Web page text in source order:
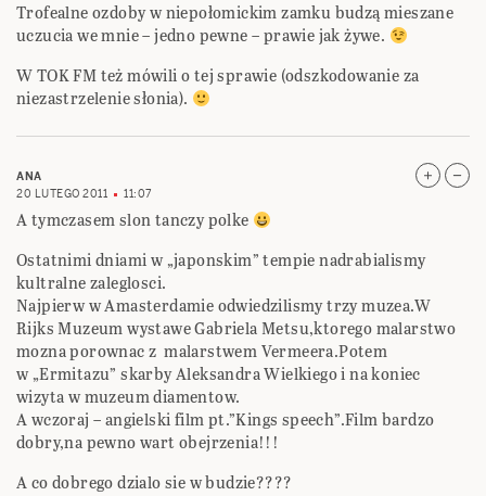
Trofealne ozdoby w niepołomickim zamku budzą mieszane
uczucia we mnie – jedno pewne – prawie jak żywe.
W TOK FM też mówili o tej sprawie (odszkodowanie za
niezastrzelenie słonia).
ANA
20 LUTEGO 2011
11:07
A tymczasem slon tanczy polke
Ostatnimi dniami w „japonskim” tempie nadrabialismy
kultralne zaleglosci.
Najpierw w Amasterdamie odwiedzilismy trzy muzea.W
Rijks Muzeum wystawe Gabriela Metsu,ktorego malarstwo
mozna porownac z malarstwem Vermeera.Potem
w „Ermitazu” skarby Aleksandra Wielkiego i na koniec
wizyta w muzeum diamentow.
A wczoraj – angielski film pt.”Kings speech”.Film bardzo
dobry,na pewno wart obejrzenia!!!
A co dobrego dzialo sie w budzie????